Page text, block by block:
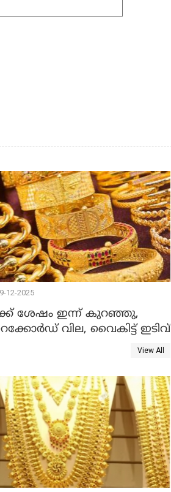
12-2025
ശേഷം ഇന്ന് കുറഞ്ഞു,
വില, വൈകിട്ട് ഇടിവ്
View All